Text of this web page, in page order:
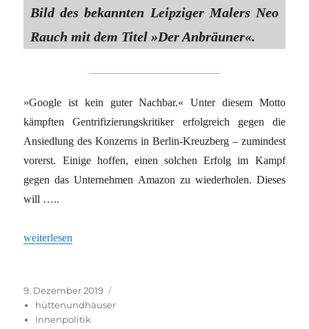
Bild des bekannten Leipziger Malers Neo
Rauch mit dem Titel »Der Anbräuner«.
»Google ist kein guter Nachbar.« Unter diesem Motto
kämpften Gentrifizierungskritiker erfolgreich gegen die
Ansiedlung des Konzerns in Berlin-Kreuzberg – zumindest
vorerst. Einige hoffen, einen solchen Erfolg im Kampf
gegen das Unternehmen Amazon zu wiederholen. Dieses
will …..
„Lieber Kiezleben als Webtech-Urbanismus“
weiterlesen
Veröffentlicht
am
9. Dezember 2019
hüttenundhäuser
Innenpolitik